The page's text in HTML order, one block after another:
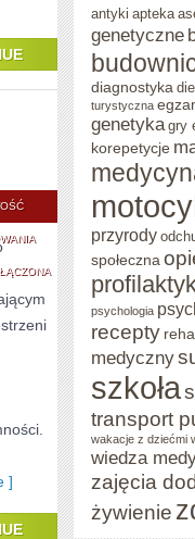
PROFILAKTYKA
I
BADANIA
KONTROLNE
]
antyki apteka
genetyczne
diagnostyka
turystyczna
genetyka gry
korepetycje
przyrody
społeczna
psychologia
recepty
medyczny
szkoła
transport
wakacje z dziećmi
wiedza
zajęcia
żywienie